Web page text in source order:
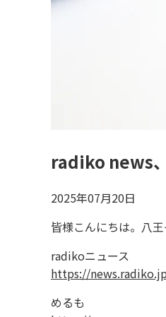
radiko news
2025年07月20日
皆様こんにちは。八王
radikoニュース
https://
めるも